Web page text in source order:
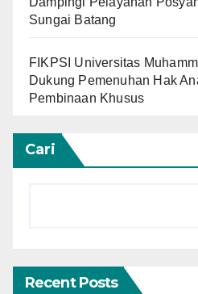
Sungai Batang
FIKPSI Universitas
Dukung Pemenuhan Hak
Pembinaan Khusus
Cari
Recent Posts